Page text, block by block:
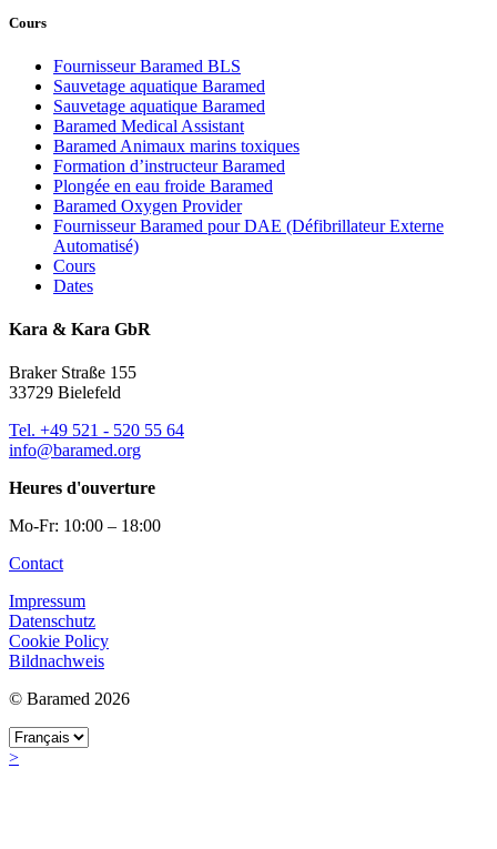
Cours
Fournisseur Baramed BLS
Sauvetage aquatique Baramed
Sauvetage aquatique Baramed
Baramed Medical Assistant
Baramed Animaux marins toxiques
Formation d’instructeur Baramed
Plongée en eau froide Baramed
Baramed Oxygen Provider
Fournisseur Baramed pour DAE (Défibrillateur Externe
Automatisé)
Cours
Dates
Kara & Kara GbR
Braker Straße 155
33729 Bielefeld
Tel. +49 521 - 520 55 64
info@baramed.org
Heures d'ouverture
Mo-Fr: 10:00 – 18:00
Contact
Impressum
Datenschutz
Cookie Policy
Bildnachweis
© Baramed 2026
>